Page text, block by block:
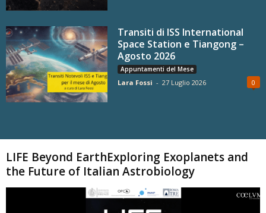
Transiti di ISS International
Space Station e Tiangong –
Agosto 2026
Appuntamenti del Mese
Lara Fossi - 27 Luglio 2026 0
LIFE Beyond EarthExploring Exoplanets and
the Future of Italian Astrobiology